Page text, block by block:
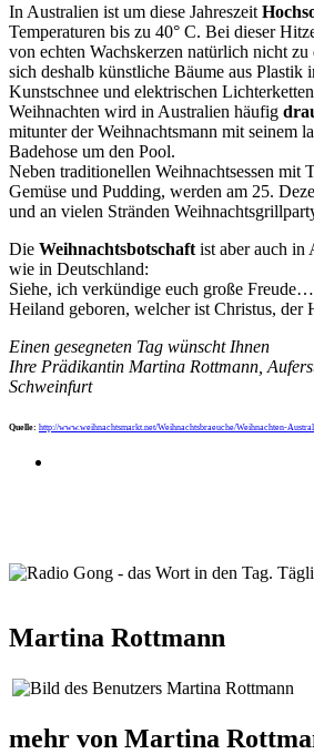
In Australien ist um diese Jahreszeit
Temperaturen bis zu 40° C. Bei dieser
von echten Wachskerzen natürlich nicht
sich deshalb künstliche Bäume aus Plastik
Kunstschnee und elektrischen
Weihnachten wird in Australien häufig
mitunter der Weihnachtsmann mit seinem
Badehose um den Pool.
Neben traditionellen Weihnachtsessen mit
Gemüse und Pudding, werden am 25.
und an vielen Stränden
Die Weihnachtsbotschaft ist aber auch in
wie in Deutschland:
Siehe, ich verkündige euch große
Heiland geboren, welcher ist Christus,
Einen gesegneten Tag wünscht Ihnen
Ihre Prädikantin Martina Rottmann,
Schweinfurt
Quelle: http://www.weihnachtsmarkt.net/Weihnachtsbraeuche/Weihnachten-
Martina Rottmann
mehr von Martina